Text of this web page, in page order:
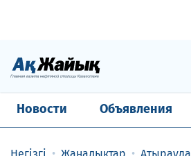
Новости Объявления
Негізгі Жаңалықтар Атырауда